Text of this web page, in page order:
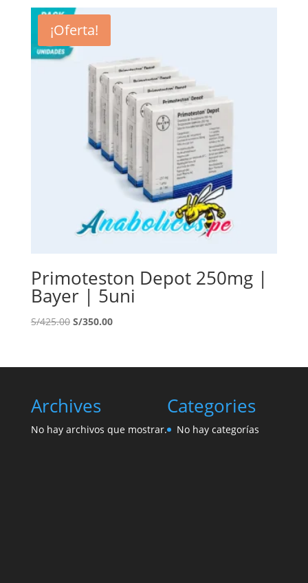
¡Oferta!
Primoteston Depot 250mg |
Bayer | 5uni
S/425.00 El
era:
S/350.00El
es:
Archives
No hay archivos que mostrar.
Categories
No hay categorías